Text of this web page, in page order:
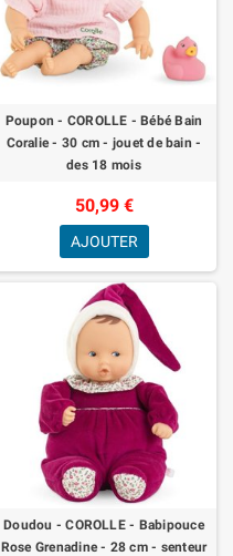
Poupon - COROLLE - Bébé Bain
Coralie - 30 cm - jouet de bain -
des 18 mois
50,99 €
AJOUTER
Doudou - COROLLE - Babipouce
Rose Grenadine - 28 cm - senteur